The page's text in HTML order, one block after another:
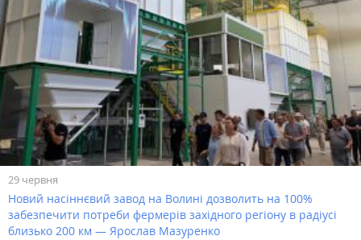
29 червня
Новий насіннєвий завод на Волині дозволить на 100%
забезпечити потреби фермерів західного регіону в радіусі
близько 200 км — Ярослав Мазуренко